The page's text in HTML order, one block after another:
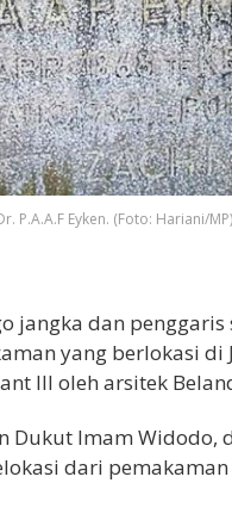
P.A.A.F Eyken. (Foto: Hariani/MP)
jangka dan
yang berlokasi di
III oleh arsitek
Dukut Imam Widodo,
dari pemakaman